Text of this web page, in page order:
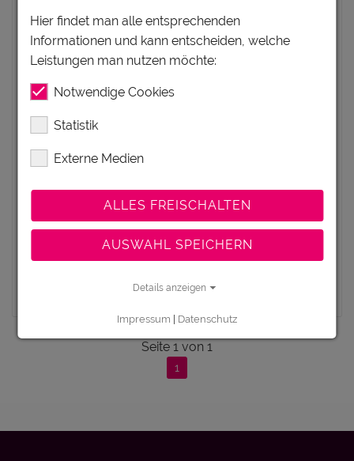
FASZINATION FLUGHAFEN:
BESUCHERWELT
WIEN
Ausflugsziel
Erlebnistouren bietet der Flughafen Wien allen
Luftfahrtinteressierten, Kindern und...
Seite 1 von 1
1
Hier findet man alle entsprechenden
Informationen und kann entscheiden, welche
Leistungen man nutzen möchte:
Notwendige Cookies
Statistik
Externe Medien
ALLES FREISCHALTEN
AUSWAHL SPEICHERN
Details anzeigen
Impressum Datenschutz